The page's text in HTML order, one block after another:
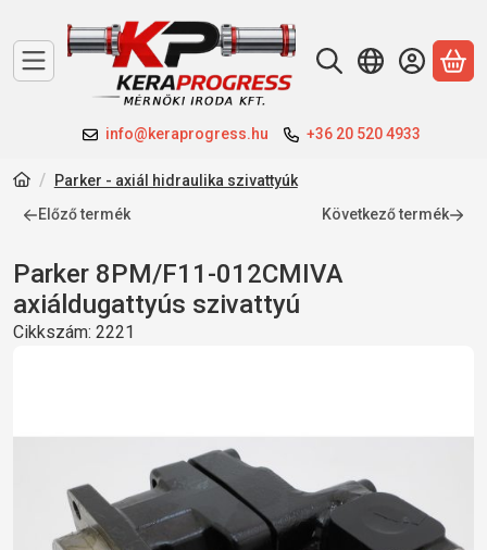
info@keraprogress.hu +36 20 520 4933
A
Parker - axiál hidraulika szivattyúk
Előző termék
Következő termék
Parker 8PM/F11-012CMIVA
axiáldugattyús szivattyú
Cikkszám: 2221